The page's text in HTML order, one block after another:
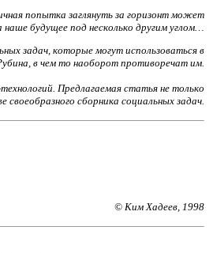
попытка заглянуть за горизонт может
наше будущее под несколько другим углом…
задач, которые могут использоваться в
в чем то наоборот противоречат им.
Предлагаемая статья не только
сборника социальных задач.
© Ким Хадеев, 1998